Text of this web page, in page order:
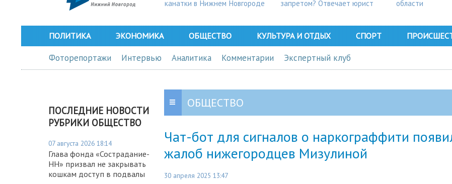
канатки в Нижнем Новгороде
запретом? Отвечает юрист
области
ПОЛИТИКА ЭКОНОМИКА ОБЩЕСТВО КУЛЬТУРА И ОТДЫХ СПОРТ
Фоторепортажи Интервью Аналитика Комментарии Экспертный клуб
ПОСЛЕДНИЕ НОВОСТИ
РУБРИКИ ОБЩЕСТВО
07 августа 2026 18:14
Глава фонда «Сострадание-
НН» призвал не закрывать
кошкам доступ в подвалы
ОБЩЕСТВО
Чат-бот для сигналов о наркограффити
жалоб нижегородцев Мизулиной
30 апреля 2025 13:47